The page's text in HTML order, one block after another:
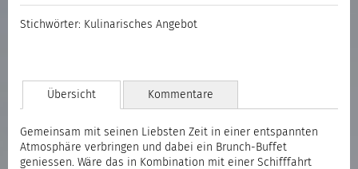
Stichwörter: Kulinarisches Angebot
Übersicht Kommentare
Gemeinsam mit seinen Liebsten Zeit in einer entspannten
Atmosphäre verbringen und dabei ein Brunch-Buffet
geniessen. Wäre das in Kombination mit einer Schifffahrt